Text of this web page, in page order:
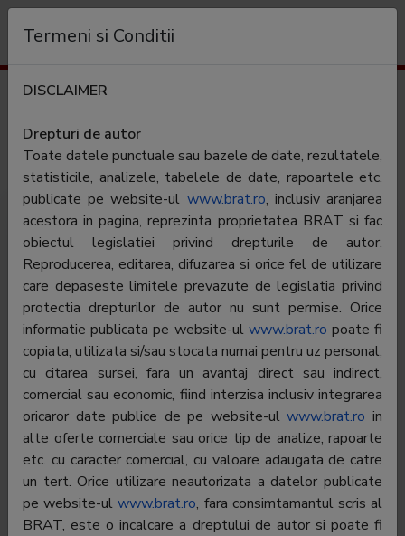
go4it.ro
Category:IT&C
Go4it.ro este principala sursa romaneasca de informatii
din domeniul IT&C, care prezinta intr-un stil accesibil si
original noutati despre universul gadgeturilor si al
tehnologiei. Go4it.ro le pune utilizatorilor la dispozitie
informatii utile pentru achizitionarea de gadgeturi,
review-uri si tutoriale interesante despre produse din
domeniul IT&C sau despre jocurile de PC si console.
Totodata website-ul isi tine la curent cititorii cu cele
mai recente lansari din domeniile software, hardware,
internet, comunicatii mobile, multimedia si jocuri.
Termeni si Conditii
DISCLAIMER
Drepturi de autor
Toate datele punctuale sau bazele de date, rezultatele,
statisticile, analizele, tabelele de date, rapoartele etc.
publicate pe website-ul www.brat.ro, inclusiv aranjarea
acestora in pagina, reprezinta proprietatea BRAT si fac
obiectul legislatiei privind drepturile de autor.
Reproducerea, editarea, difuzarea si orice fel de utilizare
care depaseste limitele prevazute de legislatia privind
protectia drepturilor de autor nu sunt permise. Orice
informatie publicata pe website-ul www.brat.ro poate fi
copiata, utilizata si/sau stocata numai pentru uz personal,
cu citarea sursei, fara un avantaj direct sau indirect,
comercial sau economic, fiind interzisa inclusiv integrarea
oricaror date publice de pe website-ulwww.brat.ro in
alte oferte comerciale sau orice tip de analize, rapoarte
etc. cu caracter comercial, cu valoare adaugata de catre
un tert. Orice utilizare neautorizata a datelor publicate
pe website-ulwww.brat.ro, fara consimtamantul scris al
BRAT, este o incalcare a dreptului de autor si poate fi